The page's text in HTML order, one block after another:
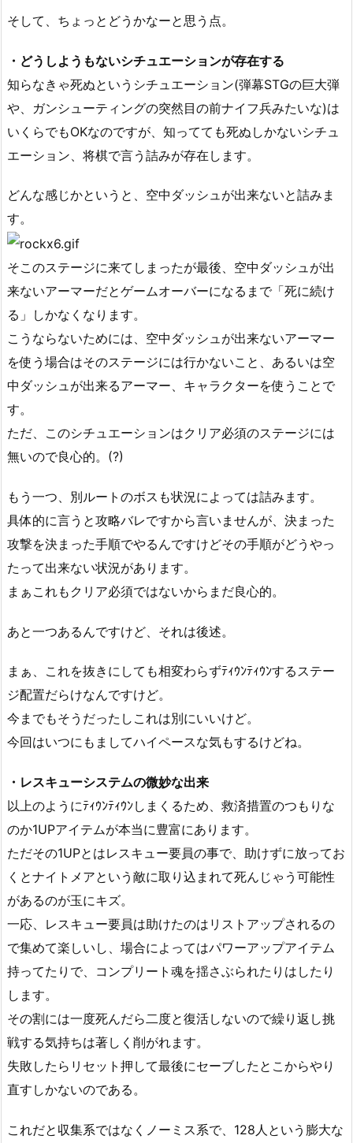
そして、ちょっとどうかなーと思う点。
・どうしようもないシチュエーションが存在する
知らなきゃ死ぬというシチュエーション(弾幕STGの巨大弾
や、ガンシューティングの突然目の前ナイフ兵みたいな)は
いくらでもOKなのですが、知ってても死ぬしかないシチュ
エーション、将棋で言う詰みが存在します。
どんな感じかというと、空中ダッシュが出来ないと詰みま
す。
そこのステージに来てしまったが最後、空中ダッシュが出
来ないアーマーだとゲームオーバーになるまで「死に続け
る」しかなくなります。
こうならないためには、空中ダッシュが出来ないアーマー
を使う場合はそのステージには行かないこと、あるいは空
中ダッシュが出来るアーマー、キャラクターを使うことで
す。
ただ、このシチュエーションはクリア必須のステージには
無いので良心的。(?)
もう一つ、別ルートのボスも状況によっては詰みます。
具体的に言うと攻略バレですから言いませんが、決まった
攻撃を決まった手順でやるんですけどその手順がどうやっ
たって出来ない状況があります。
まぁこれもクリア必須ではないからまだ良心的。
あと一つあるんですけど、それは後述。
まぁ、これを抜きにしても相変わらずﾃｨｳﾝﾃｨｳﾝするステー
ジ配置だらけなんですけど。
今までもそうだったしこれは別にいいけど。
今回はいつにもましてハイペースな気もするけどね。
・レスキューシステムの微妙な出来
以上のようにﾃｨｳﾝﾃｨｳﾝしまくるため、救済措置のつもりな
のか1UPアイテムが本当に豊富にあります。
ただその1UPとはレスキュー要員の事で、助けずに放ってお
くとナイトメアという敵に取り込まれて死んじゃう可能性
があるのが玉にキズ。
一応、レスキュー要員は助けたのはリストアップされるの
で集めて楽しいし、場合によってはパワーアップアイテム
持ってたりで、コンプリート魂を揺さぶられたりはしたり
します。
その割には一度死んだら二度と復活しないので繰り返し挑
戦する気持ちは著しく削がれます。
失敗したらリセット押して最後にセーブしたとこからやり
直すしかないのである。
これだと収集系ではなくノーミス系で、128人という膨大な